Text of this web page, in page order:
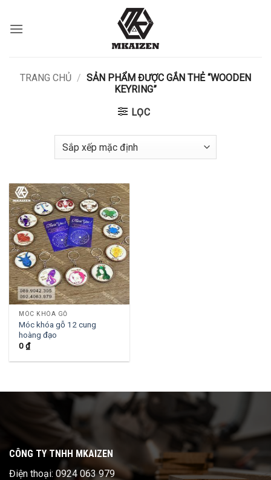
qua
nội
TRANG CHỦ / SẢN PHẨM ĐƯỢC GẮN THẺ “WOODEN
KEYRING”
LỌC
MÓC KHÓA GỖ
Móc khóa gỗ 12 cung
hoàng đạo
0₫
CÔNG TY TNHH MKAIZEN
Điện thoại: 0924 063 979